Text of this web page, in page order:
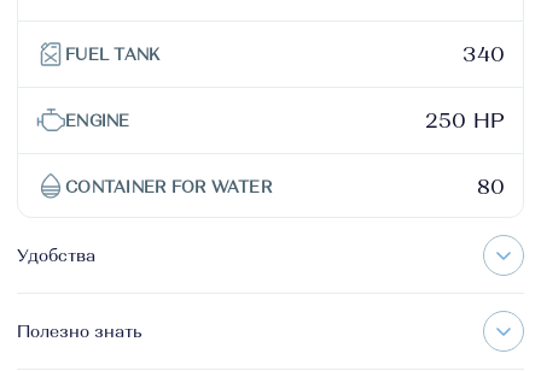
FUEL TANK 340
ENGINE 250 HP
CONTAINER FOR WATER 80
Удобства
Полезно знать